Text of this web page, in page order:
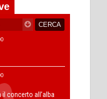
concerto all’alba